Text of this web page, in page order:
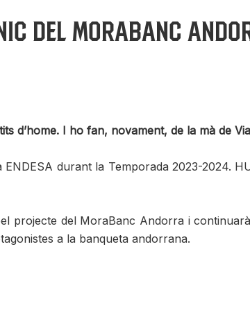
del MoraBanc
d’home. I ho fan, novament, de la mà de
durant la Temporada 2023-2024.
projecte del MoraBanc Andorra i
a la banqueta andorrana.